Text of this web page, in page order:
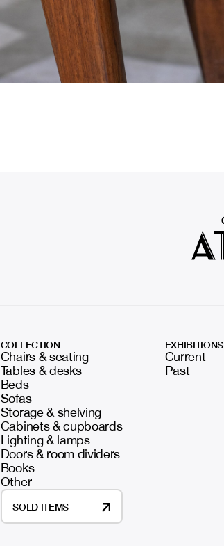
COLLECTION
Chairs & seating
Tables & desks
Beds
Sofas
Storage & shelving
Cabinets & cupboards
Lighting & lamps
Doors & room dividers
Books
Other
SOLD ITEMS
EXHIBITIONS
Current
Past